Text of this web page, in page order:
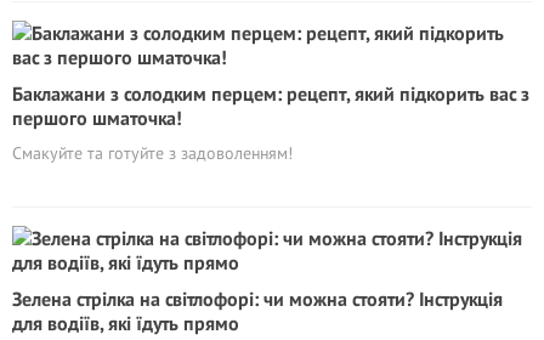
Баклажани з солодким перцем: рецепт, який підкорить вас з
першого шматочка!
Смакуйте та готуйте з задоволенням!
Зелена стрілка на світлофорі: чи можна стояти? Інструкція
для водіїв, які їдуть прямо